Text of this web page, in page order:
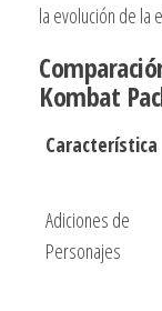
la evolución de la
Kombat
Característica
Adiciones de
Personajes